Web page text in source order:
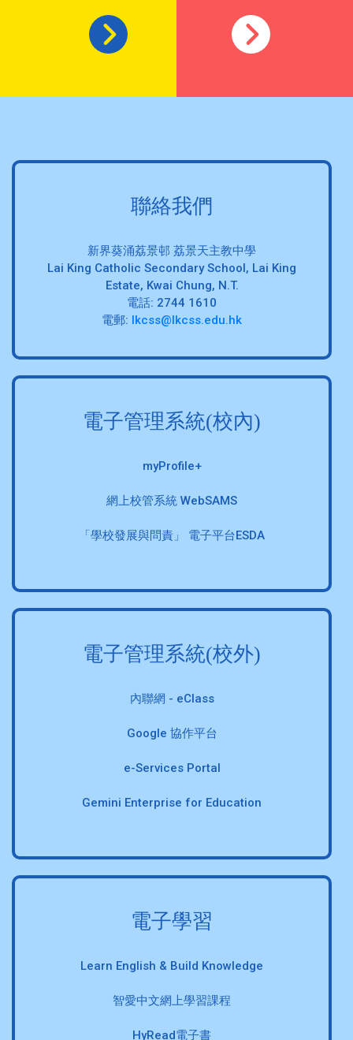
聯絡我們
新界葵涌荔景邨 荔景天主教中學
Lai King Catholic Secondary School, Lai King
Estate, Kwai Chung, N.T.
電話: 2744 1610
電郵: lkcss@lkcss.edu.hk
電子管理系統(校內)
myProfile+
網上校管系統 WebSAMS
「學校發展與問責」 電子平台ESDA
電子管理系統(校外)
內聯網 - eClass
Google 協作平台
e-Services Portal
Gemini Enterprise for Education
電子學習
Learn English & Build Knowledge
智愛中文網上學習課程
HyRead電子書